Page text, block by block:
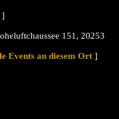
]
151, 20253
Events an diesem Ort ]